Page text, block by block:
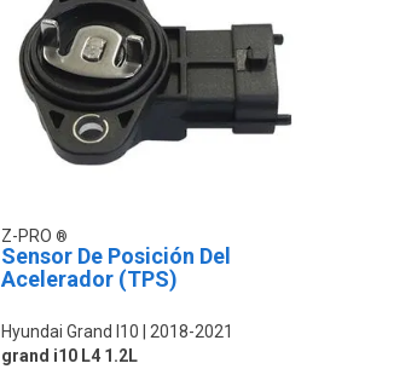
Z-PRO
Sensor De Posición Del
Acelerador (TPS)
Hyundai Grand I10
2018-2021
grand i10 L4 1.2L